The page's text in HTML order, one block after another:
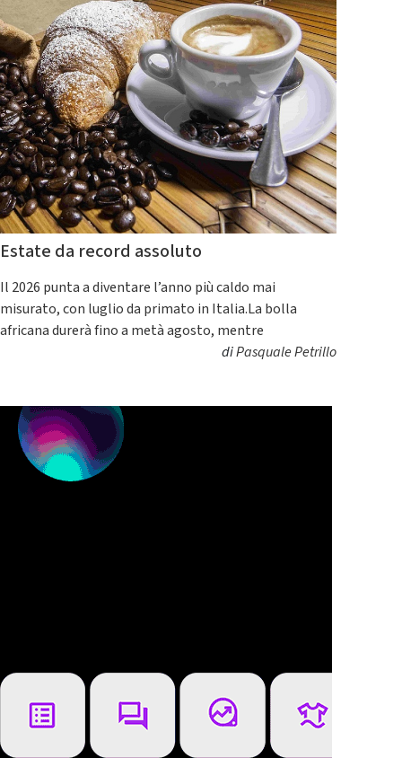
Estate da record assoluto
Il 2026 punta a diventare l’anno più caldo mai
misurato, con luglio da primato in Italia.La bolla
africana durerà fino a metà agosto, mentre
diPasquale Petrillo